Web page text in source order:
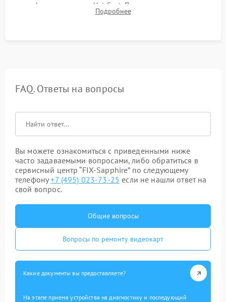
графического чипа и Hot Spot. Проверка на отсутствие
артефактов изображения, вылетов драйвера и зависаний.
Подробнее
FAQ. Ответы на вопросы
Вы можете ознакомиться с приведенными ниже
часто задаваемыми вопросами, либо обратиться в
сервисный центр “FIX-Sapphire” по следующему
телефону+7 (495) 023-73-25 если не нашли ответ на
свой вопрос.
Общие вопросы
Вопросы по ремонту видеокарт
Какие документы вы предоставляете?
На этапе приема устройства на диагностику и последующий